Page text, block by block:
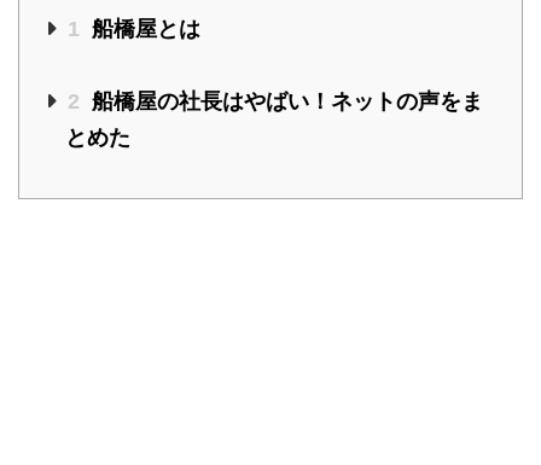
1 船橋屋とは
2 船橋屋の社長はやばい！ネットの声をま
とめた